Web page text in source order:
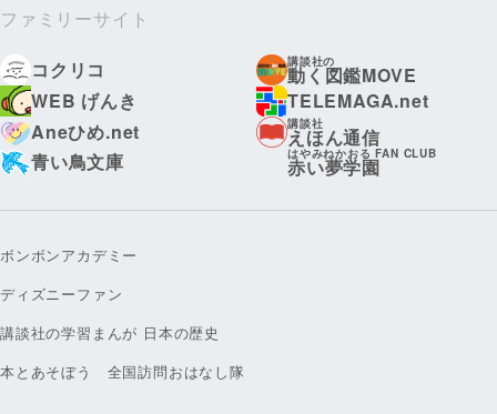
ファミリーサイト
コクリコ
講談社の
動く図鑑MOVE
WEB げんき
TELEMAGA.net
Aneひめ.net
講談社
えほん通信
青い鳥文庫
はやみねかおる FAN CLUB
赤い夢学園
ボンボンアカデミー
ディズニーファン
講談社の学習まんが 日本の歴史
本とあそぼう 全国訪問おはなし隊